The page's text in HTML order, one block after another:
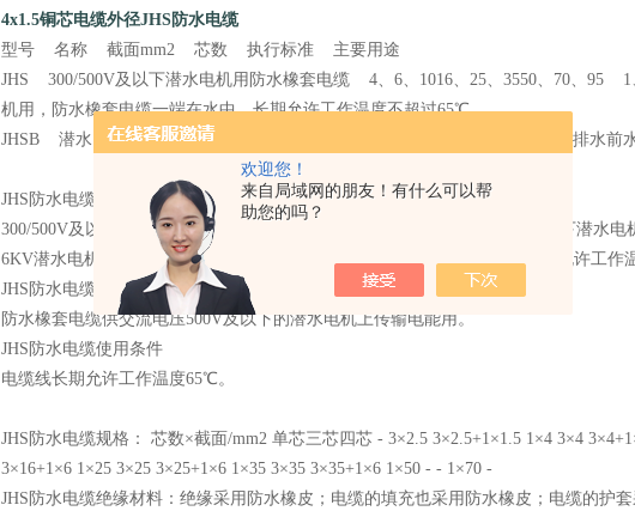
欢迎您！
来自局域网的朋友！有什么可以帮
助您的吗？
4x1.5铜芯电缆外径JHS防水电缆
型号 名称 截面mm2 芯数 执行标准 主要用途
JHS 300/500V及以下潜水电机用防水橡套电缆 4、6、1016、25、3550、70、95
机用，防水橡套电缆一端在水中，长期允许工作温度不超过65℃
JHSB 潜水电机用扁防水橡套电缆 16、2535、50 3 TL/J 13-91 适用于排水前水
JHS防水电缆
300/500V及以下潜水电机用防水橡套软电缆 用于连接交流电压300/500V及以下潜水
6KV潜水电机用防水橡套软电缆 适用于6KV排水潜水电泵输送电力用，长期允许工作
JHS防水电缆用途
防水橡套电缆供交流电压500V及以下的潜水电机上传输电能用。
JHS防水电缆使用条件
电缆线长期允许工作温度65℃。
JHS防水电缆规格： 芯数×截面/mm2 单芯三芯四芯 - 3×2.5 3×2.5+1×1.5 1×4 3×4
3×16+1×6 1×25 3×25 3×25+1×6 1×35 3×35 3×35+1×6 1×50 - - 1×70 -
JHS防水电缆绝缘材料：绝缘采用防水橡皮；电缆的填充也采用防水橡皮；电缆的护